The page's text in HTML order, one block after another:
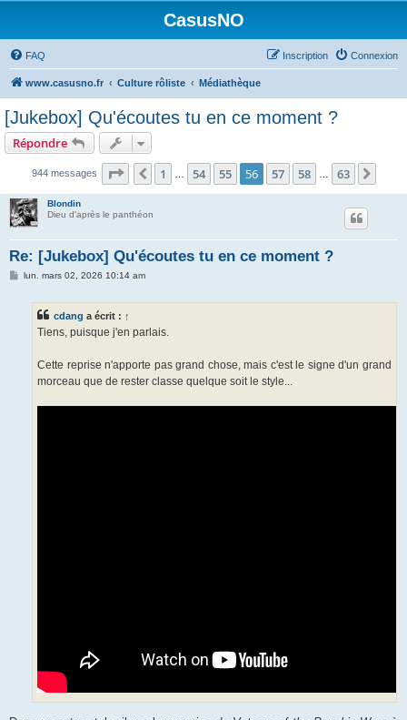
CasusNO
FAQ Connexion
Inscription
www.casusno.fr Culture rôliste Médiathèque
[Jukebox] Qu'écoutes tu en ce moment ?
Répondre
944 messages Page 56 sur 63
Précédent
1 54 55 56 57 58 63
Blondin
Dieu d'après le panthéon
Re: [Jukebox] Qu'écoutes tu en ce moment ?
Mlun. mars 02, 2026 10:14 am
cdang a écrit : ↑
Tiens, puisque j'en parlais.
Cette reprise n'apporte pas grand chose, mais c'est le signe d'un grand
morceau que de rester classe quelque soit le style...